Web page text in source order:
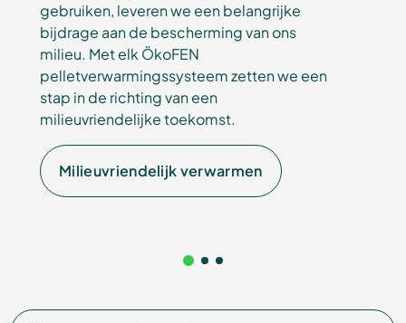
gebruiken, leveren we een belangrijke
bijdrage aan de bescherming van ons
milieu. Met elk ÖkoFEN
pelletverwarmingssysteem zetten we een
stap in de richting van een
milieuvriendelijke toekomst.
Milieuvriendelijk verwarmen